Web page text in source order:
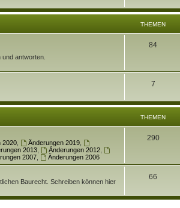
t
e
n
t
e
THEMEN
antworten.
84T
e
7T
e
THEMEN
2020 Änderungen 2019
2013 Änderungen 2012
2007 Änderungen 2006
290T
e
Baurecht. Schreiben können hier
66